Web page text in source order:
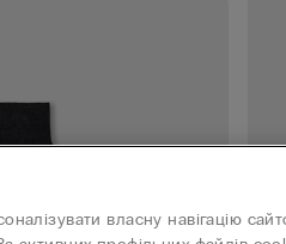
власну навігацію